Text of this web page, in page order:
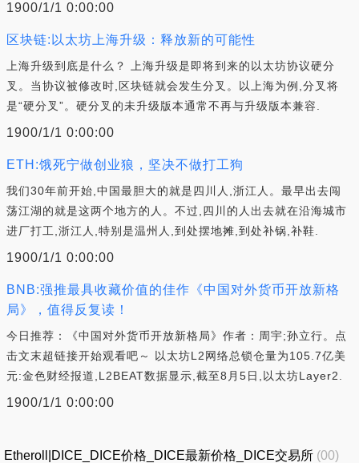
1900/1/1 0:00:00
区块链:以太坊上海升级：释放新的可能性
上海升级到底是什么？ 上海升级是即将到来的以太坊协议硬分
叉。当协议被修改时,区块链就会发生分叉。以上海为例,分叉将
是“硬分叉”。硬分叉的未升级版本通常不再与升级版本兼容.
1900/1/1 0:00:00
ETH:饿死宁做创业狼，坚决不做打工狗
我们30年前开始,中国最胆大的就是四川人,浙江人。最早出去闯
荡江湖的就是这两个地方的人。不过,四川的人出去就在沿海城市
进厂打工,浙江人,特别是温州人,到处摆地摊,到处补锅,补鞋.
1900/1/1 0:00:00
BNB:强推最具收藏价值的佳作《中国对外货币开放新格
局》，值得反复读！
今日推荐：《中国对外货币开放新格局》作者：周宇;孙立行。点
击文末超链接开始观看吧～ 以太坊L2网络总锁仓量为105.7亿美
元:金色财经报道,L2BEAT数据显示,截至8月5日,以太坊Layer2.
1900/1/1 0:00:00
Etheroll|DICE_DICE价格_DICE最新价格_DICE交易所 (00)